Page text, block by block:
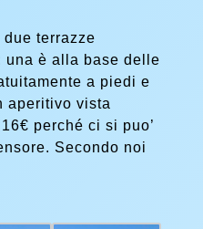
due terrazze
una è alla base delle
a piedi e
aperitivo vista
perché ci si puo’
Secondo noi